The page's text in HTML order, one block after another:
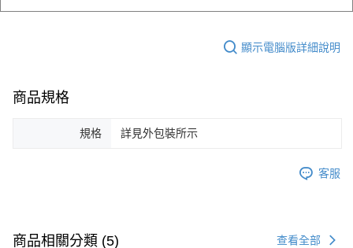
顯示電腦版詳細說明
商品規格
規格 詳見外包裝所示
客服
商品相關分類 (5) 查看全部